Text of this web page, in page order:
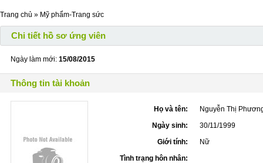
Trang chủ » Mỹ phẩm-Trang sức
Chi tiết hồ sơ ứng viên
Ngày làm mới: 15/08/2015
Thông tin tài khoản
Họ và tên:
Nguyễn Thị
Ngày sinh:
30/11/1999
Giới tính:
Nữ
Tình trạng hôn nhân: